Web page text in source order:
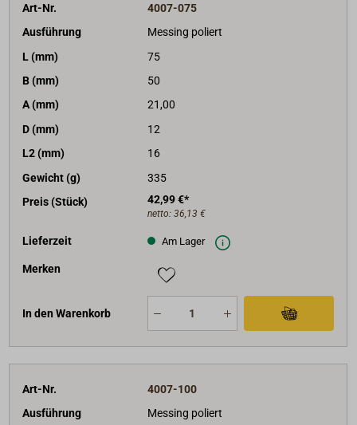
Art-Nr.
4007-075
Ausführung
Messing poliert
L (mm)
75
B (mm)
50
A (mm)
21,00
D (mm)
12
L2 (mm)
16
Gewicht (g)
335
Preis (Stück)
42,99 €*
netto: 36,13 €
Lieferzeit Am Lager
Merken
In den Warenkorb
Art-Nr.
4007-100
Ausführung
Messing poliert